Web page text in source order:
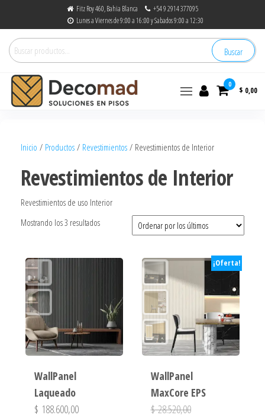
Fitz Roy 460, Bahia Blanca
+54 9 2914 377095
Lunes a Viernes de 9:00 a 16:00 y Sabados 9:00 a 12:30
Buscar
0
$ 0,00
Inicio / Productos / Revestimientos / Revestimientos de Interior
Revestimientos de Interior
Revestimientos de uso Interior
Mostrando los 3 resultados
WallPanel
Laqueado
$ 188.600,00
¡Oferta!
WallPanel
MaxCore EPS
$28.520,00